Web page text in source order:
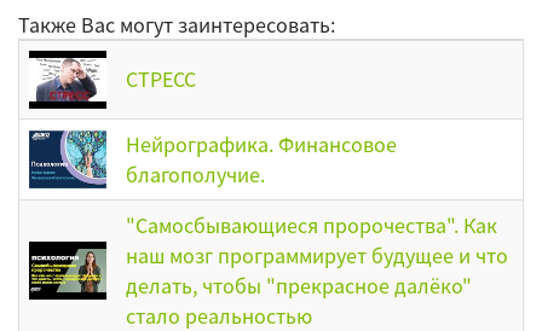
Также Вас могут заинтересовать:
СТРЕСС
Нейрографика. Финансовое
благополучие.
"Самосбывающиеся пророчества". Как
наш мозг программирует будущее и что
делать, чтобы "прекрасное далёко"
стало реальностью